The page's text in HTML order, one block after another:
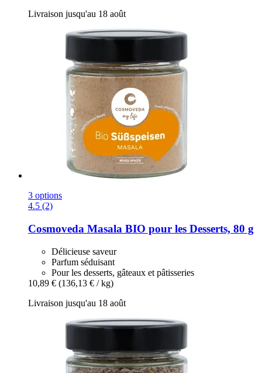
Livraison jusqu'au 18 août
3 options
4.5 (2)
Cosmoveda Masala BIO pour les Desserts, 80 g
Délicieuse saveur
Parfum séduisant
Pour les desserts, gâteaux et pâtisseries
10,89 € (136,13 € / kg)
Livraison jusqu'au 18 août